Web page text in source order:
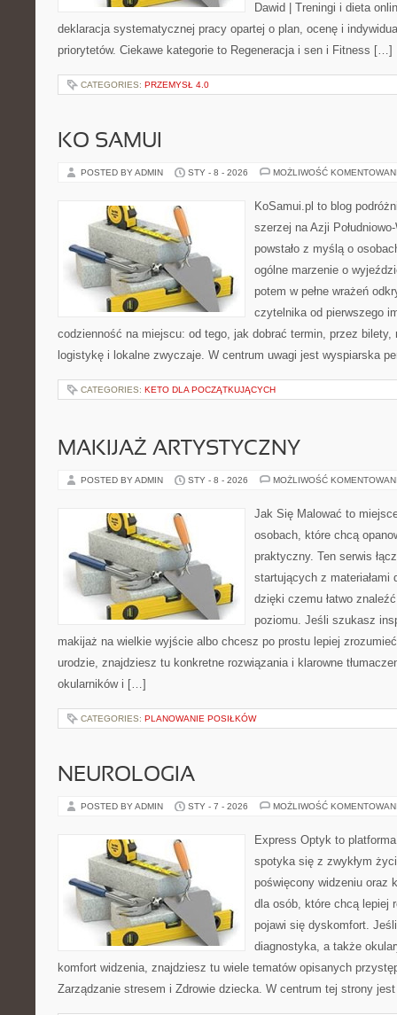
Dawid | Treningi i dieta
deklaracja systematycznej pracy opartej o plan, ocenę i
priorytetów. Ciekawe kategorie to Regeneracja i sen i Fitness […]
CATEGORIES: PRZEMYSŁ 4.0
KO SAMUI
POSTED BY ADMIN STY - 8 - 2026 MOŻLIWOŚĆ
KoSamui.pl to blog
szerzej na Azji
powstało z myślą o
ogólne marzenie o
potem w pełne wrażeń
czytelnika od pierwszego
codzienność na miejscu: od tego, jak dobrać termin, przez bilety,
logistykę i lokalne zwyczaje. W centrum uwagi jest wyspiarska
CATEGORIES: KETO DLA POCZĄTKUJĄCYCH
MAKIJAŻ ARTYSTYCZNY
POSTED BY ADMIN STY - 8 - 2026 MOŻLIWOŚĆ
Jak Się Malować to
osobach, które chcą
praktyczny. Ten serwis
startujących z materiałami
dzięki czemu łatwo
poziomu. Jeśli szukasz
makijaż na wielkie wyjście albo chcesz po prostu lepiej
urodzie, znajdziesz tu konkretne rozwiązania i klarowne
okularników i […]
CATEGORIES: PLANOWANIE POSIŁKÓW
NEUROLOGIA
POSTED BY ADMIN STY - 7 - 2026 MOŻLIWOŚĆ
Express Optyk to
spotyka się z zwykłym
poświęcony widzeniu oraz
dla osób, które chcą lepiej
pojawi się dyskomfort.
diagnostyka, a także
komfort widzenia, znajdziesz tu wiele tematów opisanych
Zarządzanie stresem i Zdrowie dziecka. W centrum tej strony